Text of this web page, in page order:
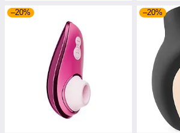
–20% –20%